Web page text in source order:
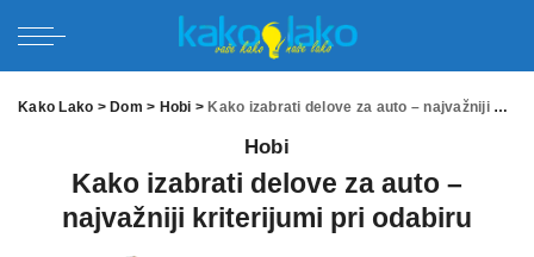
Kako Lako > Dom > Hobi > Kako izabrati delove za auto – najvažniji kriterijumi pri odabiru
Hobi
Kako izabrati delove za auto –
najvažniji kriterijumi pri odabiru